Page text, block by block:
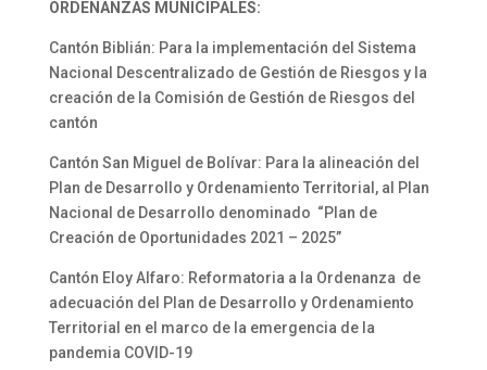
ORDENANZAS MUNICIPALES:
Cantón Biblián: Para la implementación del Sistema
Nacional Descentralizado de Gestión de Riesgos y la
creación de la Comisión de Gestión de Riesgos del
cantón
Cantón San Miguel de Bolívar: Para la alineación del
Plan de Desarrollo y Ordenamiento Territorial, al Plan
Nacional de Desarrollo denominado “Plan de
Creación de Oportunidades 2021 – 2025”
Cantón Eloy Alfaro: Reformatoria a la Ordenanza de
adecuación del Plan de Desarrollo y Ordenamiento
Territorial en el marco de la emergencia de la
pandemia COVID-19